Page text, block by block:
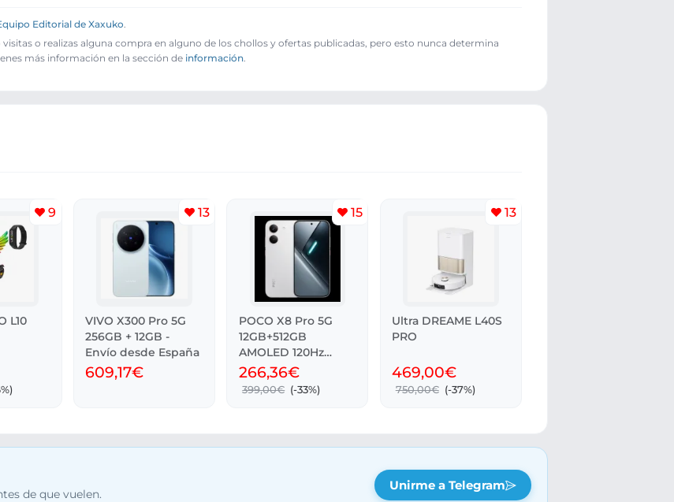
Editorial de Xaxuko
o realizas alguna compra en alguno de los chollos y ofertas publicadas, pero esto nunca determina
más información en la sección de información
9
L10
13
VIVO X300 Pro 5G
256GB + 12GB -
Envío desde España
609,17€
15
POCO X8 Pro 5G
12GB+512GB
AMOLED 120Hz
50MP IP68
266,36€
399,00€ (-33%)
13
Ultra DREAME L40S
PRO
469,00€
750,00€ (-37%)
de que vuelen.
Unirme a Telegram